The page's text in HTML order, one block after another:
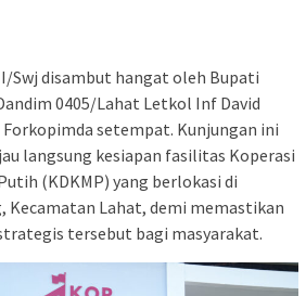
Swj disambut hangat oleh Bupati
0405/Lahat Letkol Inf David
setempat. Kunjungan ini
langsung kesiapan fasilitas Koperasi
(KDKMP) yang berlokasi di
Kecamatan Lahat, demi memastikan
tersebut bagi masyarakat.